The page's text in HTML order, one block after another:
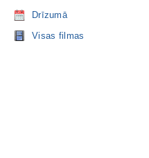
Drīzumā
Visas filmas